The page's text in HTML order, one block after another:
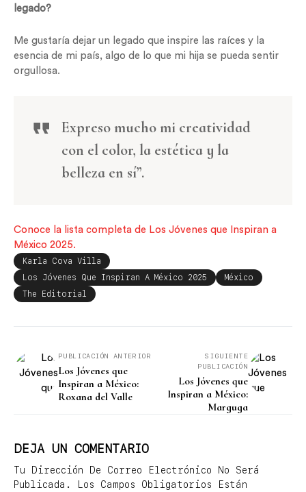
legado?
Me gustaría dejar un legado que inspire las raíces y la
esencia de mi país, algo de lo que mi hija se pueda sentir
orgullosa.
Expreso mucho mi creatividad
con el color, la estética y la
belleza en sí”.
Conoce la lista completa de Los Jóvenes que Inspiran a
México 2025.
Karla Cova Villa
Los Jóvenes Que Inspiran A México 2025
México
The Editorial
PUBLICACIÓN ANTERIOR
Los Jóvenes que
Inspiran a México:
Roxana del Valle
SIGUIENTE
PUBLICACIÓN
Los Jóvenes que
Inspiran a México:
Marguga
DEJA UN COMENTARIO
Tu Dirección De Correo Electrónico No Será
Publicada.
Los Campos Obligatorios Están